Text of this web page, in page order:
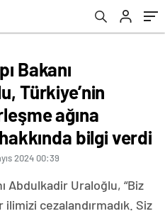
Bakanı
Türkiye’nin
ağına
bilgi verdi
2024 00:39
Abdulkadir Uraloğlu, “Biz
cezalandırmadık. Siz